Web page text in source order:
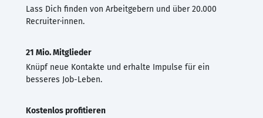
Lass Dich finden von Arbeitgebern und über 20.000
Recruiter·innen.
21 Mio. Mitglieder
Knüpf neue Kontakte und erhalte Impulse für ein
besseres Job-Leben.
Kostenlos profitieren